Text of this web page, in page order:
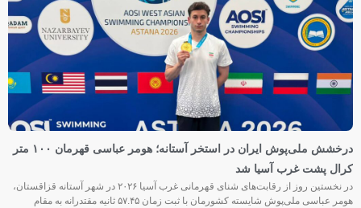
درخشش ملی‌پوش ایران در استخر آستانه؛ هومر عباسی قهرمان ۱۰۰ متر
کرال پشت غرب آسیا شد
در نخستین روز از رقابت‌های شنای قهرمانی غرب آسیا ۲۰۲۶ در شهر آستانه قزاقستان،
هومر عباسی ملی‌پوش شایسته کشورمان با ثبت زمان ۵۷.۴۵ ثانیه مقتدرانه به مقام